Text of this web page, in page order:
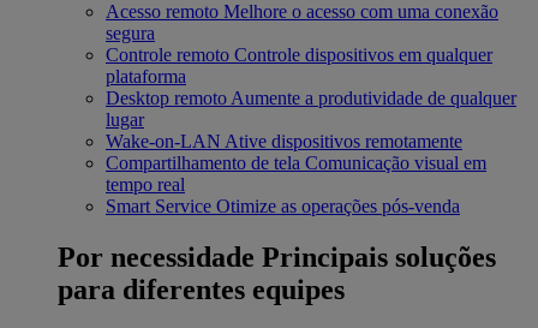
Acesso remoto Melhore o acesso com uma conexão
segura
Controle remoto Controle dispositivos em qualquer
plataforma
Desktop remoto Aumente a produtividade de qualquer
lugar
Wake-on-LAN Ative dispositivos remotamente
Compartilhamento de tela Comunicação visual em
tempo real
Smart Service Otimize as operações pós-venda
Por necessidade Principais soluções
para diferentes equipes